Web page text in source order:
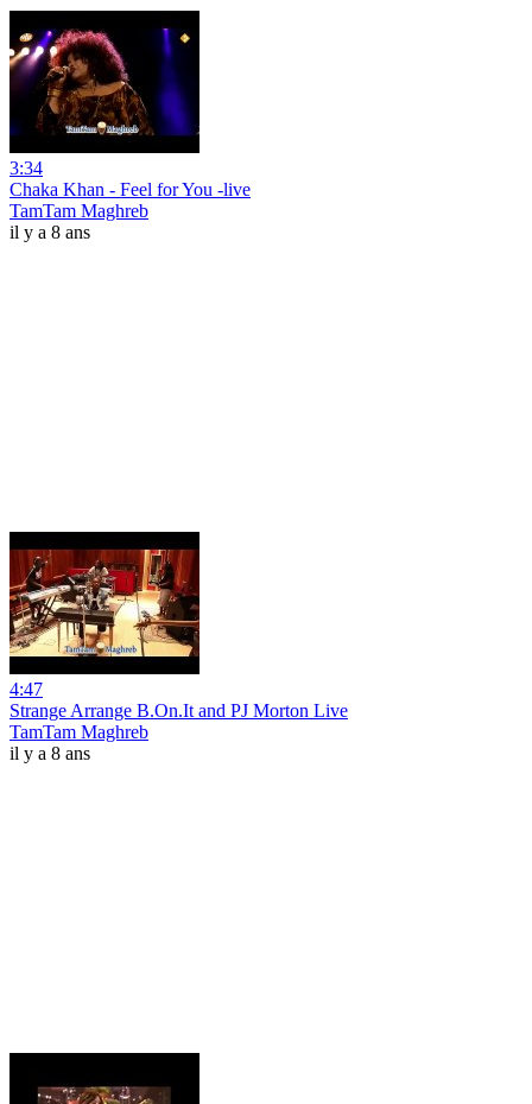
3:34
Chaka Khan - Feel for You -live
TamTam Maghreb
il y a 8 ans
4:47
Strange Arrange B.On.It and PJ Morton Live
TamTam Maghreb
il y a 8 ans